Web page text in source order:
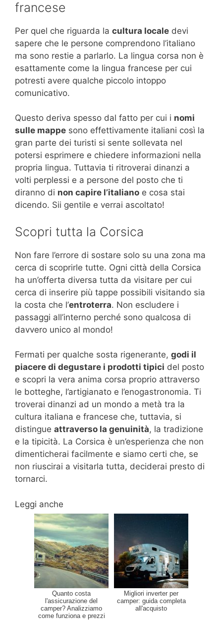
francese
Per quel che riguarda la cultura locale devi
sapere che le persone comprendono l’italiano
ma sono restie a parlarlo. La lingua corsa non è
esattamente come la lingua francese per cui
potresti avere qualche piccolo intoppo
comunicativo.
Questo deriva spesso dal fatto per cui i nomi
sulle mappe sono effettivamente italiani così la
gran parte dei turisti si sente sollevata nel
potersi esprimere e chiedere informazioni nella
propria lingua. Tuttavia ti ritroverai dinanzi a
volti perplessi e a persone del posto che ti
diranno di non capire l’italiano e cosa stai
dicendo. Sii gentile e verrai ascoltato!
Scopri tutta la Corsica
Non fare l’errore di sostare solo su una zona ma
cerca di scoprirle tutte. Ogni città della Corsica
ha un’offerta diversa tutta da visitare per cui
cerca di inserire più tappe possibili visitando sia
la costa che l’entroterra. Non escludere i
passaggi all’interno perché sono qualcosa di
davvero unico al mondo!
Fermati per qualche sosta rigenerante, godi il
piacere di degustare i prodotti tipici del posto
e scopri la vera anima corsa proprio attraverso
le botteghe, l’artigianato e l’enogastronomia. Ti
troverai dinanzi ad un mondo a metà tra la
cultura italiana e francese che, tuttavia, si
distingue attraverso la genuinità, la tradizione
e la tipicità. La Corsica è un’esperienza che non
dimenticherai facilmente e siamo certi che, se
non riuscirai a visitarla tutta, deciderai presto di
tornarci.
Leggi anche
Quanto costa
l'assicurazione del
camper? Analizziamo
come funziona e prezzi
Migliori inverter per
camper: guida completa
all'acquisto